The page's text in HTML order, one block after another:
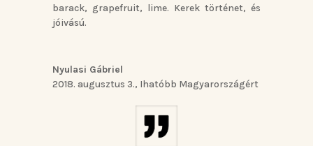
barack, grapefruit, lime. Kerek történet, és
jóivású.
Nyulasi Gábriel
2018. augusztus 3., Ihatóbb Magyarországért